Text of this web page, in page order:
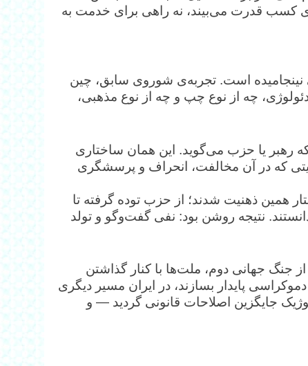
کسب قدرت می‌بیند، نه راهی برای خدمت به
نینجامیده است. تجربه‌ی شوروی سابق، چین
چه از نوع چپ و چه از نوع مذهبی،
رهبر یا حزب می‌گوید. این همان ساختاری
که در آن مخالفت، انحراف و پرسشگری
گرفتار همین ذهنیت شدند؛ از حزب توده گرفته تا
نتیجه روشن بود: نفی گفت‌وگو و تولد
جنگ جهانی دوم، ملت‌ها با کنار گذاشتن
پایدار بسازند، در ایران مسیر دیگری
جایگزین اصلاحات قانونی گردید — و